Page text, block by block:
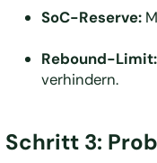
SoC-Reserve:
Rebound-Limit:
verhindern.
Schritt 3: